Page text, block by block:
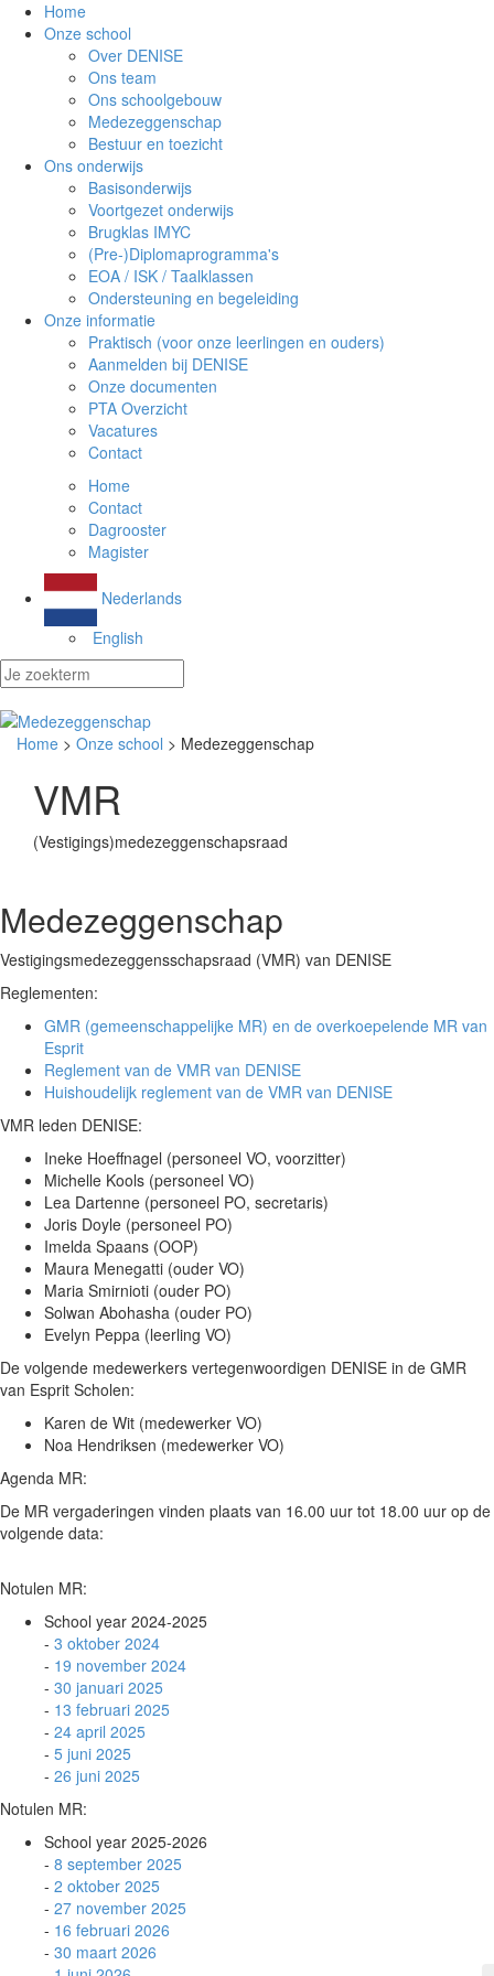
Home
Onze school
Over DENISE
Ons team
Ons schoolgebouw
Medezeggenschap
Bestuur en toezicht
Ons onderwijs
Basisonderwijs
Voortgezet onderwijs
Brugklas IMYC
(Pre-)Diplomaprogramma's
EOA / ISK / Taalklassen
Ondersteuning en begeleiding
Onze informatie
Praktisch (voor onze leerlingen en ouders)
Aanmelden bij DENISE
Onze documenten
PTA Overzicht
Vacatures
Contact
Home
Contact
Dagrooster
Magister
Nederlands
English
Home > Onze school > Medezeggenschap
VMR
(Vestigings)medezeggenschapsraad
Medezeggenschap
Vestigingsmedezeggensschapsraad (VMR) van DENISE
Reglementen:
GMR (gemeenschappelijke MR) en de overkoepelende MR van
Esprit
Reglement van de VMR van DENISE
Huishoudelijk reglement van de VMR van DENISE
VMR leden DENISE:
Ineke Hoeffnagel (personeel VO, voorzitter)
Michelle Kools (personeel VO)
Lea Dartenne (personeel PO, secretaris)
Joris Doyle (personeel PO)
Imelda Spaans (OOP)
Maura Menegatti (ouder VO)
Maria Smirnioti (ouder PO)
Solwan Abohasha (ouder PO)
Evelyn Peppa (leerling VO)
De volgende medewerkers vertegenwoordigen DENISE in de GMR
van Esprit Scholen:
Karen de Wit (medewerker VO)
Noa Hendriksen (medewerker VO)
Agenda MR:
De MR vergaderingen vinden plaats van 16.00 uur tot 18.00 uur op de
volgende data:
Notulen MR:
School year 2024-2025
- 3 oktober 2024
- 19 november 2024
- 30 januari 2025
- 13 februari 2025
- 24 april 2025
- 5 juni 2025
- 26 juni 2025
Notulen MR:
School year 2025-2026
- 8 september 2025
- 2 oktober 2025
- 27 november 2025
- 16 februari 2026
- 30 maart 2026